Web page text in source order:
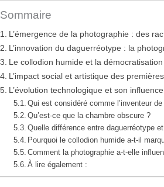
Sommaire
L’émergence de la photographie : des
L’innovation du daguerréotype : la
Le collodion humide et la
L’impact social et artistique des
L’évolution technologique et son
Qui est considéré comme l’inventeur
Qu’est-ce que la chambre obscure ?
Quelle différence entre daguerréotype
Pourquoi le collodion humide a-t-il
Comment la photographie a-t-elle
À lire également :